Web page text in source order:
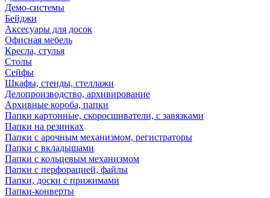
Демо-системы
Бейджи
Аксесуары для досок
Офисная мебель
Кресла, стулья
Столы
Сейфы
Шкафы, стенды, стеллажи
Делопроизводство, архивирование
Архивные короба, папки
Папки картонные, скоросшиватели, с завязками
Папки на резинках
Папки с арочным механизмом, регистраторы
Папки с вкладышами
Папки с кольцевым механизмом
Папки с перфорацией, файлы
Папки, доски с прижимами
Папки-конверты